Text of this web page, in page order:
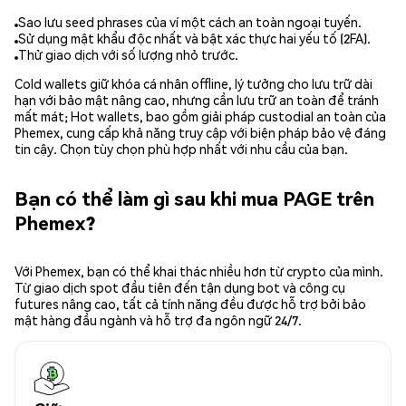
Sao lưu seed phrases của ví một cách an toàn ngoại tuyến.
Sử dụng mật khẩu độc nhất và bật xác thực hai yếu tố (2FA).
Thử giao dịch với số lượng nhỏ trước.
Cold wallets giữ khóa cá nhân offline, lý tưởng cho lưu trữ dài
hạn với bảo mật nâng cao, nhưng cần lưu trữ an toàn để tránh
mất mát; Hot wallets, bao gồm giải pháp custodial an toàn của
Phemex, cung cấp khả năng truy cập với biện pháp bảo vệ đáng
tin cậy. Chọn tùy chọn phù hợp nhất với nhu cầu của bạn.
Bạn có thể làm gì sau khi mua PAGE trên
Phemex?
Với Phemex, bạn có thể khai thác nhiều hơn từ crypto của mình.
Từ giao dịch spot đầu tiên đến tận dụng bot và công cụ
futures nâng cao, tất cả tính năng đều được hỗ trợ bởi bảo
mật hàng đầu ngành và hỗ trợ đa ngôn ngữ 24/7.